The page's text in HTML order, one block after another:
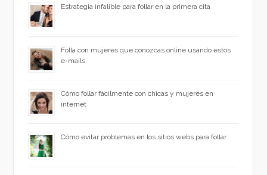
Estrategia infalible para follar en la primera cita
Folla con mujeres que conozcas online usando estos
e-mails
Cómo follar fácilmente con chicas y mujeres en
internet
Cómo evitar problemas en los sitios webs para follar